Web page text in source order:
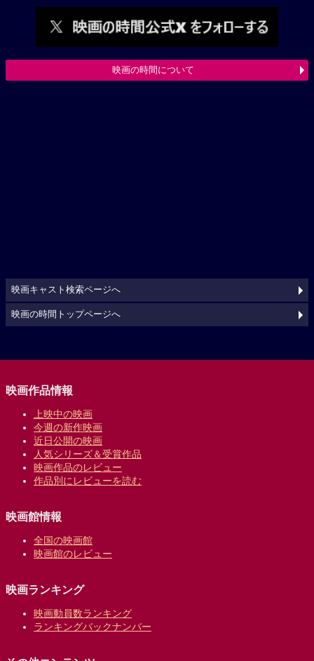
映画の時間について
映画キャスト検索ページへ
映画の時間トップページへ
映画作品情報
上映中の映画
今週の新作映画
近日公開の映画
人気シリーズ＆受賞作品
映画作品のレビュー
作品別にレビューを読む
映画館情報
全国の映画館
映画館のレビュー
映画ランキング
映画動員数ランキング
ランキングバックナンバー